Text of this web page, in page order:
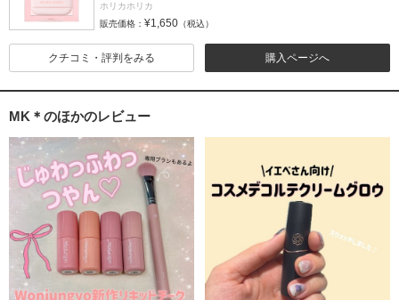
ホリカホリカ
販売価格： ¥1,650 （税込）
購入ページへ
クチコミ・評判をみる
MK＊のほかのレビュー